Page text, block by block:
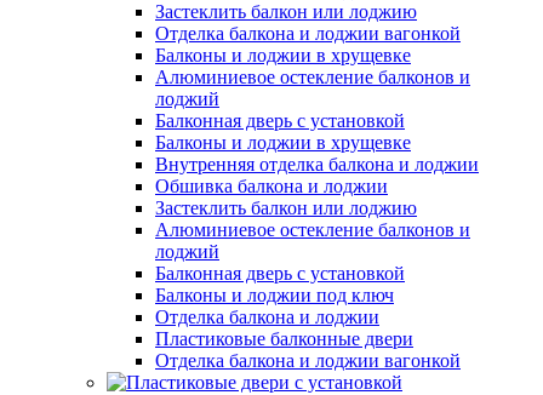
Застеклить балкон или лоджию
Отделка балкона и лоджии вагонкой
Балконы и лоджии в хрущевке
Алюминиевое остекление балконов и
лоджий
Балконная дверь с установкой
Балконы и лоджии в хрущевке
Внутренняя отделка балкона и лоджии
Обшивка балкона и лоджии
Застеклить балкон или лоджию
Алюминиевое остекление балконов и
лоджий
Балконная дверь с установкой
Балконы и лоджии под ключ
Отделка балкона и лоджии
Пластиковые балконные двери
Отделка балкона и лоджии вагонкой